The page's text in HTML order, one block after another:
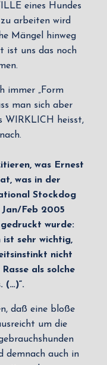
eines Hundes
arbeiten wird
Mängel hinweg
ist uns das noch
immer „Form
man sich aber
WIRKLICH heisst,
was Ernest
was in der
Stockdog
Jan/Feb 2005
gedruckt wurde:
ist sehr wichtig,
nicht
als solche
(…)“.
daß eine bloße
um die
demnach auch in